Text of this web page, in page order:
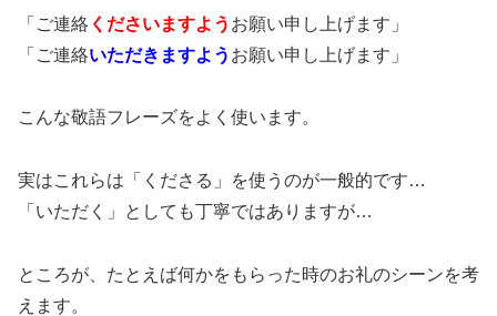
「ご連絡 くださいますよう お願い申し上げます」
「ご連絡いただきますよう お願い申し上げます」
こんな敬語フレーズをよく使います。
実はこれらは「くださる」を使うのが一般的です…
「いただく」としても丁寧ではありますが…
ところが、たとえば何かをもらった時のお礼のシーンを考
えます。